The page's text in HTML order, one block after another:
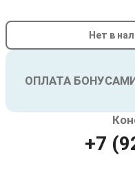
Нет в
ОПЛАТА
+7